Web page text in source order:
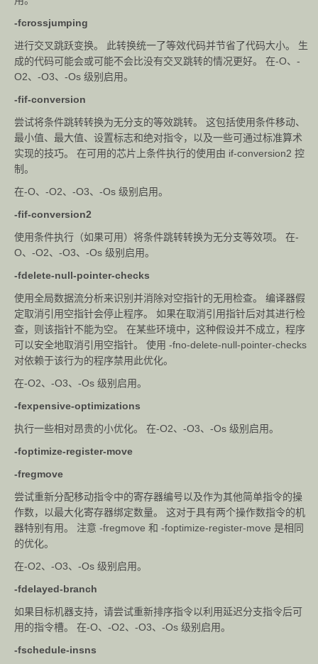
-fcrossjumping
进行交叉跳跃变换。 此转换统一了等效代码并节省了代码大小。 生
成的代码可能会或可能不会比没有交叉跳转的情况更好。 在-O、-
O2、-O3、-Os 级别启用。
-fif-conversion
尝试将条件跳转转换为无分支的等效跳转。 这包括使用条件移动、
最小值、最大值、设置标志和绝对指令，以及一些可通过标准算术
实现的技巧。 在可用的芯片上条件执行的使用由 if-conversion2 控
制。
在-O、-O2、-O3、-Os 级别启用。
-fif-conversion2
使用条件执行（如果可用）将条件跳转转换为无分支等效项。 在-
O、-O2、-O3、-Os 级别启用。
-fdelete-null-pointer-checks
使用全局数据流分析来识别并消除对空指针的无用检查。 编译器假
定取消引用空指针会停止程序。 如果在取消引用指针后对其进行检
查，则该指针不能为空。 在某些环境中，这种假设并不成立，程序
可以安全地取消引用空指针。 使用 -fno-delete-null-pointer-checks
对依赖于该行为的程序禁用此优化。
在-O2、-O3、-Os 级别启用。
-fexpensive-optimizations
执行一些相对昂贵的小优化。 在-O2、-O3、-Os 级别启用。
-foptimize-register-move
-fregmove
尝试重新分配移动指令中的寄存器编号以及作为其他简单指令的操
作数，以最大化寄存器绑定数量。 这对于具有两个操作数指令的机
器特别有用。 注意 -fregmove 和 -foptimize-register-move 是相同
的优化。
在-O2、-O3、-Os 级别启用。
-fdelayed-branch
如果目标机器支持，请尝试重新排序指令以利用延迟分支指令后可
用的指令槽。 在-O、-O2、-O3、-Os 级别启用。
-fschedule-insns